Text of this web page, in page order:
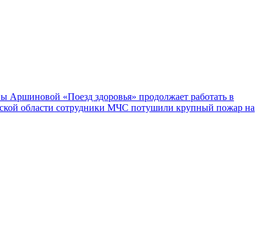
Аршиновой «Поезд здоровья» продолжает работать в
области сотрудники МЧС потушили крупный пожар на